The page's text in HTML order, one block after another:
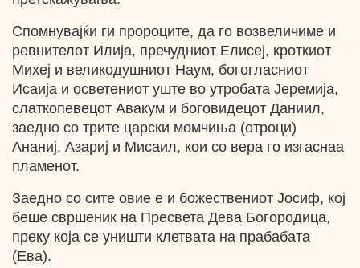
Спомнувајќи ги пророците, да го возвеличиме и
ревнителот Илија, пречудниот Елисеј, кроткиот
Михеј и великодушниот Наум, богогласниот
Исаија и осветениот уште во утробата Јеремија,
слаткопевецот Авакум и боговидецот Даниил,
заедно со трите царски момчиња (отроци)
Ананиј, Азариј и Мисаил, кои со вера го изгаснаа
пламенот.
Заедно со сите овие е и божествениот Јосиф, кој
беше свршеник на Пресвета Дева Богородица,
преку која се уништи клетвата на прабабата
(Ева).